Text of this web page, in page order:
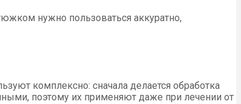
нужно пользоваться аккуратно,
комплексно: сначала делается обработка
поэтому их применяют даже при лечении от